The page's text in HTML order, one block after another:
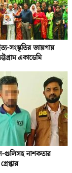
সংস্কৃতির জায়গায়
একাডেমি
গুলিসহ নাশকতার